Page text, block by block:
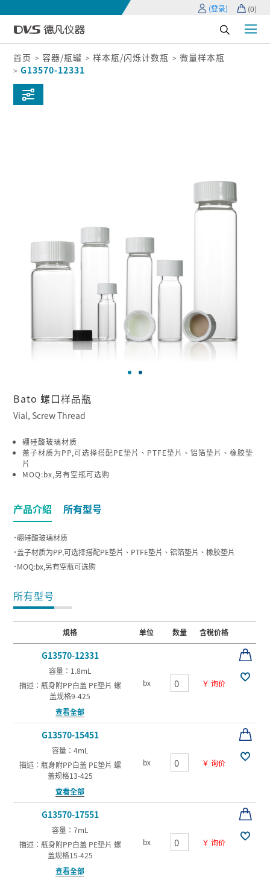
(登录) (0)
首页 容器/瓶罐 样本瓶/闪烁计数瓶
微量样本瓶
G13570-12331
Bato 螺口样品瓶
Vial, Screw Thread
硼硅酸玻璃材质
盖子材质为PP,可选择搭配PE垫片、PTFE垫片、铝箔垫片、橡胶垫
片
MOQ:bx,另有空瓶可选购
产品介紹 所有型号
˙硼硅酸玻璃材质
˙盖子材质为PP,可选择搭配PE垫片、PTFE垫片、铝箔垫片、橡胶垫片
˙MOQ:bx,另有空瓶可选购
所有型号
規格 单位 数量 含稅价格
G13570-12331
容量：1.8mL
描述：瓶身附PP白盖 PE垫片 螺
盖规格9-425
查看全部
bx ￥ 询价
G13570-15451
容量：4mL
描述：瓶身附PP白盖 PE垫片 螺
盖规格13-425
查看全部
bx ￥ 询价
G13570-17551
容量：7mL
描述：瓶身附PP白盖 PE垫片 螺
盖规格15-425
查看全部
bx ￥ 询价